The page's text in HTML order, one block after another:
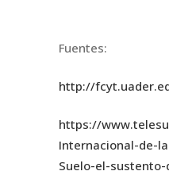
Fuentes:
http://
https://
Internacional-de-
Suelo-el-